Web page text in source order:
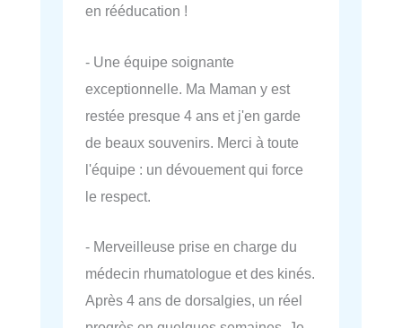
en rééducation !
- Une équipe soignante
exceptionnelle. Ma Maman y est
restée presque 4 ans et j'en garde
de beaux souvenirs. Merci à toute
l'équipe : un dévouement qui force
le respect.
- Merveilleuse prise en charge du
médecin rhumatologue et des kinés.
Après 4 ans de dorsalgies, un réel